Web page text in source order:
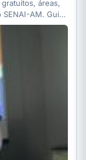
áreas,
AM. Guia